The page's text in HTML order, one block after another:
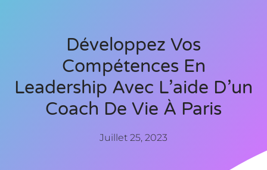
Développez Vos
Compétences En
Leadership Avec L’aide D’un
Coach De Vie À Paris
Juillet 25, 2023